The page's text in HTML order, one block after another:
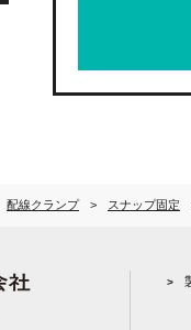
配線クランプ スナップ固定